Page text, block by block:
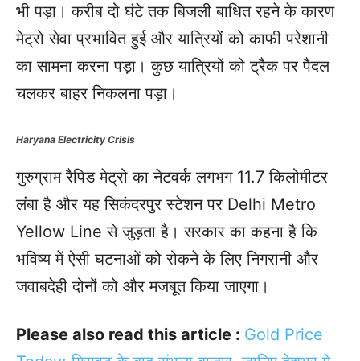
भी पड़ा। करीब दो घंटे तक बिजली बाधित रहने के कारण
मेट्रो सेवा प्रभावित हुई और यात्रियों को काफी परेशानी
का सामना करना पड़ा। कुछ यात्रियों को ट्रैक पर पैदल
चलकर बाहर निकलना पड़ा।
Haryana Electricity Crisis
गुरुग्राम रैपिड मेट्रो का नेटवर्क लगभग 11.7 किलोमीटर
लंबा है और यह सिकंदरपुर स्टेशन पर Delhi Metro
Yellow Line से जुड़ता है। सरकार का कहना है कि
भविष्य में ऐसी घटनाओं को रोकने के लिए निगरानी और
जवाबदेही दोनों को और मजबूत किया जाएगा।
Please also read this article : Gold Price